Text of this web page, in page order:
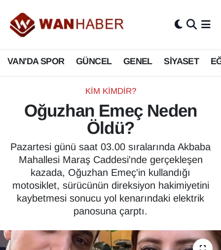
VAN'DA SPOR GÜNCEL GENEL SİYASET
KIM KIMDIR?
Oğuzhan Emeç Neden
Öldü?
Pazartesi günü saat 03.00 sıralarında Akbaba
Mahallesi Maraş Caddesi'nde gerçekleşen
kazada, Oğuzhan Emeç'in kullandığı
motosiklet, sürücünün direksiyon hakimiyetini
kaybetmesi sonucu yol kenarındaki elektrik
panosuna çarptı.
3.SAYFA
ASAYİŞ
BİLİM VE TEKNOLOJİ
Biyografi
ÇEVRE
Deprem
Dernekler, Odalar
Diğer
Van Nöbetçi Eczaneler
Van Hava Durumu
Van Namaz Vakitleri
Van Trafik Yoğunluk Haritası
Tüm Manşetler
Son Dakika Haberleri